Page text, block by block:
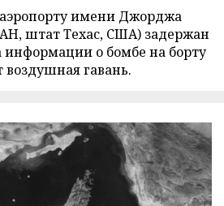
имени Джорджа
штат Техас, США) задержан
информации о бомбе на борту
воздушная гавань.